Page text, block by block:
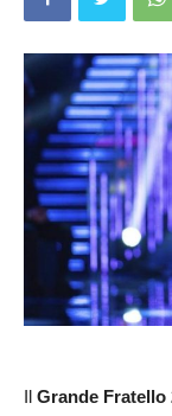
Il Grande Fratello